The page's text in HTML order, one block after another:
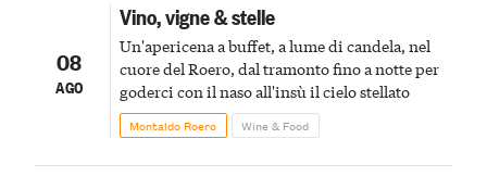
08
AGO
Vino, vigne & stelle
Un'apericena a buffet, a lume di candela, nel
cuore del Roero, dal tramonto fino a notte per
goderci con il naso all'insù il cielo stellato
Montaldo Roero Wine & Food